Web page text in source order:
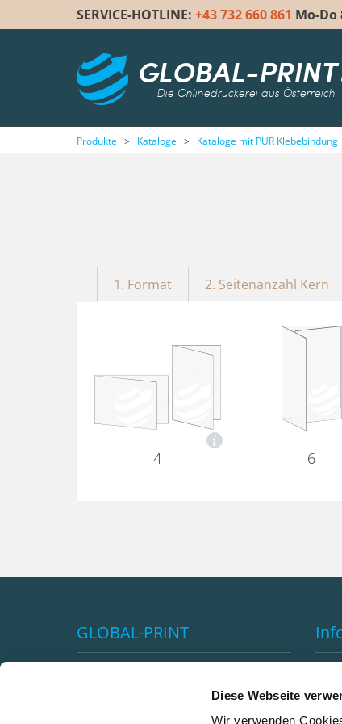
Diese Webseite
Wir verwenden
SERVICE-HOTLINE: +43 732 660 861 Mo-Do
GLOBAL-PRINT
Die Onlinedruckerei aus Österreich
Produkte > Kataloge > Kataloge mit PUR Klebebindung
1. Format 2. Seitenanzahl Kern
4 6
GLOBAL-PRINT